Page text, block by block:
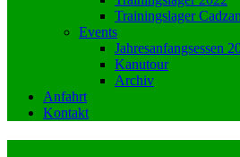
Trainingslager
Events
Jahresanfangsessen
Kanutour
Archiv
Anfahrt
Kontakt